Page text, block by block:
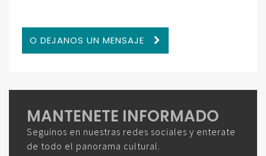
O DEJANOS UN MENSAJE
MANTENETE INFORMADO
Seguinos en nuestras redes sociales y enterate
de todo el panorama cultural.